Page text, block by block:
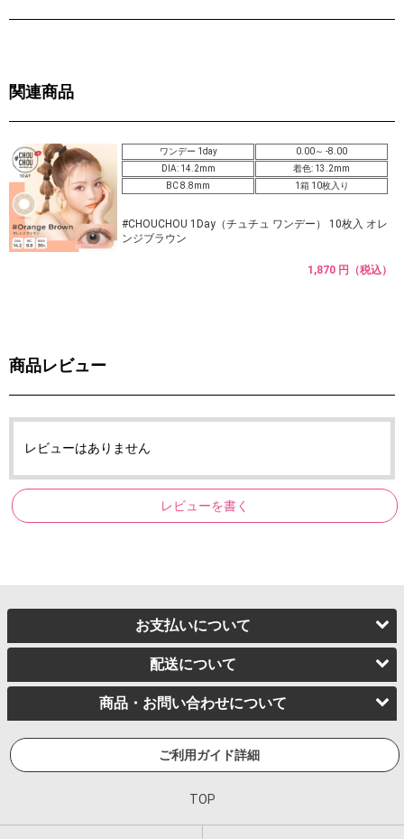
関連商品
ワンデー 1day
0.00～ -8.00
DIA: 14.2mm
着色: 13.2mm
BC 8.8mm
1箱 10枚入り
#CHOUCHOU 1Day（チュチュ ワンデー） 10枚入 オレ
ンジブラウン
1,870 円（税込）
商品レビュー
レビューはありません
レビューを書く
お支払いについて
配送について
商品・お問い合わせについて
ご利用ガイド詳細
TOP